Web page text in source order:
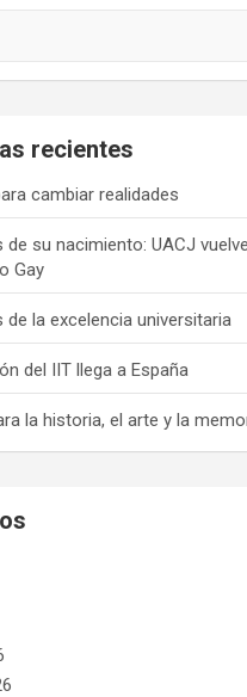
recientes
cambiar realidades
de su nacimiento: UACJ
Gay
la excelencia universitaria
del IIT llega a España
la historia, el arte y la